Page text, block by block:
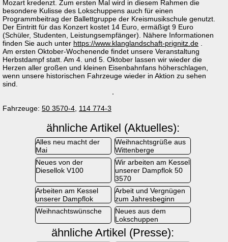
Mozart kredenzt. Zum ersten Mal wird in diesem Rahmen die
besondere Kulisse des Lokschuppens auch für einen
Programmbeitrag der Ballettgruppe der Kreismusikschule genutzt.
Der Eintritt für das Konzert kostet 14 Euro, ermäßigt 9 Euro
(Schüler, Studenten, Leistungsempfänger). Nähere Informationen
finden Sie auch unter https://www.klanglandschaft-prignitz.de
Am ersten Oktober-Wochenende findet unsere Veranstaltung
Herbstdampf statt. Am 4. und 5. Oktober lassen wir wieder die
Herzen aller großen und kleinen Eisenbahnfans höherschlagen,
wenn unsere historischen Fahrzeuge wieder in Aktion zu sehen
sind.
Fahrzeuge: 50 3570-4 114 774-3
ähnliche Artikel (Aktuelles):
Alles neu macht der
Mai
Weihnachtsgrüße aus
Wittenberge
Neues von der
Diesellok V100
Wir arbeiten am Kessel
unserer Dampflok 50
3570
Arbeiten am Kessel
unserer Dampflok
Arbeit und Vergnügen
zum Jahresbeginn
Weihnachtswünsche
Neues aus dem
Lokschuppen
ähnliche Artikel (Presse):